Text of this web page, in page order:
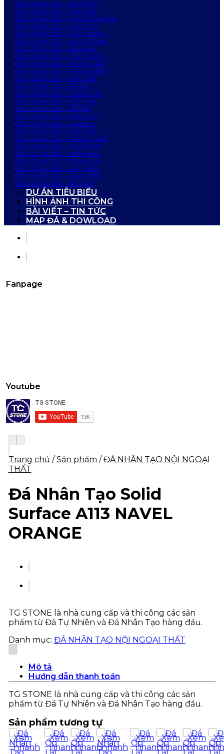
ỨNG DỤNG ĐÁ – MẶT TIỀN
ỨNG DỤNG ĐÁ – TAM CẤP
ỨNG DỤNG ĐÁ – PHÒNG KHÁCH
ỨNG DỤNG ĐÁ – VÁCH TIVI
ỨNG DỤNG ĐÁ – VÁCH SOFA
ỨNG DỤNG ĐÁ – VÁCH NGĂN
ỨNG DỤNG ĐÁ – NỀN NHÀ
ỨNG DỤNG ĐÁ – CẦU THANG
ỨNG DỤNG ĐÁ – THANG MÁY
ỨNG DỤNG ĐÁ – PHÒNG BẾP
ỨNG DỤNG ĐÁ – BÀN GHẾ
ỨNG DỤNG ĐÁ – BỂ BƠI
ỨNG DỤNG ĐÁ – CÁNH CỬA
ỨNG DỤNG ĐÁ – CỘT NHÀ
ỨNG DỤNG ĐÁ – LỄ TÂN
ỨNG DỤNG ĐÁ – NHÀ TẮM
ỨNG DỤNG ĐÁ – LAVABO
ỨNG DỤNG ĐÁ – NỘI THẤT
ỨNG DỤNG ĐÁ – PHÒNG NGỦ
ỨNG DỤNG ĐÁ – QUẦY BAR
ỨNG DỤNG ĐÁ – TRẦN NHÀ
ỨNG DỤNG ĐÁ – TRANH ĐÁ
ỨNG DỤNG ĐÁ – PHỤ KIỆN
ỨNG DỤNG ĐÁ – SÂN VƯỜN
ỨNG DỤNG ĐÁ – KHU MỘ
DỰ ÁN TIÊU BIỂU
HÌNH ẢNH THI CÔNG
BÀI VIẾT – TIN TỨC
MAP ĐÁ & DOWLOAD
Fanpage
Youtube
Trang chủ / Sản phẩm / ĐÁ NHÂN TẠO NỘI NGOẠI
THẤT
Đá Nhân Tạo Solid
Surface A113 NAVEL
ORANGE
TG STONE là nhà cung cấp và thi công các sản
phẩm từ Đá Tự Nhiên và Đá Nhân Tạo hàng đầu.
Danh mục: ĐÁ NHÂN TẠO NỘI NGOẠI THẤT
Mô tả
Hướng dẫn thanh toán
TG STONE là nhà cung cấp và thi công các sản
phẩm từ Đá Tự Nhiên và Đá Nhân Tạo hàng đầu.
Sản phẩm tương tự
Xem
nhanh
Xem
nhanh
Xem
nhanh
Xem
nhanh
Xem
nhanh
Xem
nhanh
Xem
nhanh